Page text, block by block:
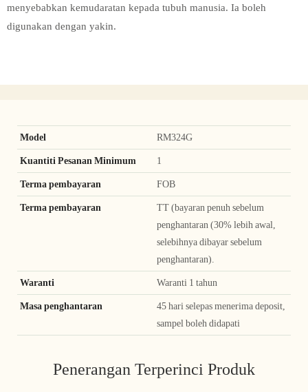
menyebabkan kemudaratan kepada tubuh manusia. Ia boleh
digunakan dengan yakin.
Model RM324G
Kuantiti Pesanan Minimum 1
Terma pembayaran FOB
Terma pembayaran
TT (bayaran penuh sebelum
penghantaran (30% lebih awal,
selebihnya dibayar sebelum
penghantaran).
Waranti Waranti 1 tahun
Masa penghantaran
45 hari selepas menerima deposit,
sampel boleh didapati
Penerangan Terperinci Produk